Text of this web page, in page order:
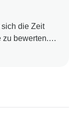
die Zeit
zu bewerten.
Erlebnis